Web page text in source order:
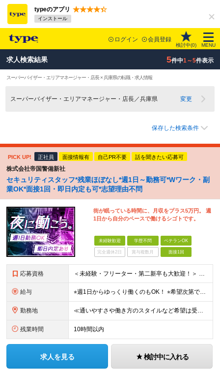
typeのアプリ
インストール
ログイン 会員登録
検討中(0) MENU
求人検索結果 5件中1～5件表示
スーパーバイザー・エリアマネージャー・店長 × 兵庫県の転職・求人情報
スーパーバイザー・エリアマネージャー・店長／兵庫県 変更
保存した検索条件
PICK UP! 正社員 面接情報有 自己PR不要 話を聞きたい応募可
株式会社帝国警備新社
セキュリティスタッフ*残業ほぼなし*週1日～勤務可*Wワーク・副
業OK*面接1回・即日内定も可*志望理由不問
街が眠っている時間に、月収をプラス5万円。 週
1日から自分のペースで働けるシゴトです。
未経験歓迎 学歴不問 ベテランOK
完全週休2日 賞与複数月 面接1回
応募資格 ＜未経験・フリーター・第二新卒も大歓迎！＞ ※学歴不問 ★堅苦しい志望動機は必要なし！ ★コミュ力に自信がなくてもOK！ ★特別な資格や専門知識は必要ありません！ 【こんな想いをお持ちの方はぜひ
給与 ⭐︎週1日からゆっくり働くのもOK！ ⭐︎希望次第で収入UPも可能！ 当務（当直）／日給21,450円～24,700円 長夜勤／日給13,650円～15,275円 ※支給方法※ 15日締め、25日
勤務地 ≪通いやすさや働き方のスタイルなど希望は受け入れます！》 ★転居を伴う転勤なし ★直行直帰が基本 ★駅チカ・オープニング案件も多数 ・希望に応じて東京都内近郊、ほか神奈川・千葉・埼玉も含め、配属先を
残業時間 10時間以内
求人を見る 検討中に入れる